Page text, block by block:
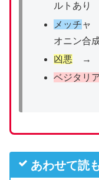
ルトあり
メッチ
オニン合
凶悪 →
ベジタリ
あわせて読